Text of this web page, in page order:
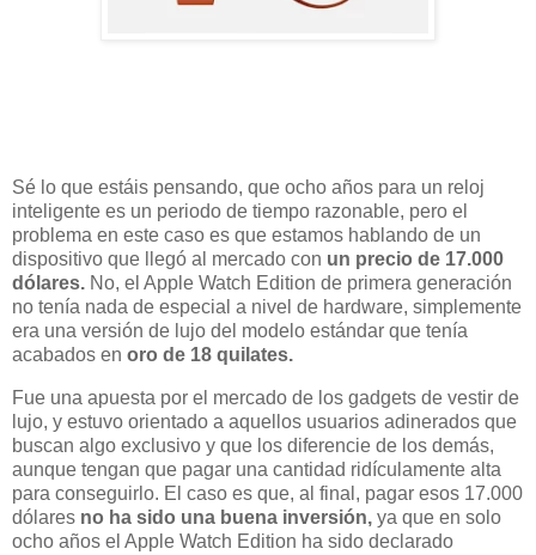
Sé lo que estáis pensando, que ocho años para un reloj
inteligente es un periodo de tiempo razonable, pero el
problema en este caso es que estamos hablando de un
dispositivo que llegó al mercado con un precio de 17.000
dólares. No, el Apple Watch Edition de primera generación
no tenía nada de especial a nivel de hardware, simplemente
era una versión de lujo del modelo estándar que tenía
acabados en oro de 18 quilates.
Fue una apuesta por el mercado de los gadgets de vestir de
lujo, y estuvo orientado a aquellos usuarios adinerados que
buscan algo exclusivo y que los diferencie de los demás,
aunque tengan que pagar una cantidad ridículamente alta
para conseguirlo. El caso es que, al final, pagar esos 17.000
dólares no ha sido una buena inversión, ya que en solo
ocho años el Apple Watch Edition ha sido declarado